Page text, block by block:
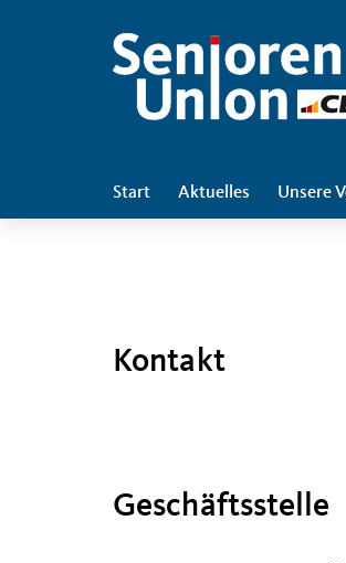
Start Aktuelles Unsere
Kontakt
Geschäftsstelle